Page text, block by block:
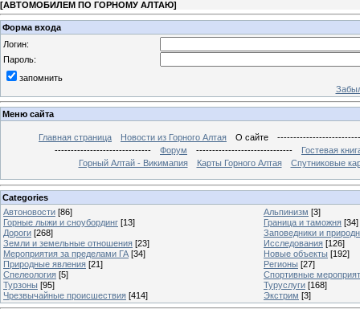
[АВТОМОБИЛЕМ ПО ГОРНОМУ АЛТАЮ]
Форма входа
Логин:
Пароль:
запомнить
Меню сайта
Главная страница Новости из Горного Алтая О сайте
------------------------------
Форум ------------------------------
Гостевая
Горный Алтай - Викимапия
Карты Горного Алтая Спутниковые
Categories
Автоновости [86] Альпинизм [3]
Горные лыжи и сноубординг [13] Граница и таможня [34]
Дороги [268]
Заповедники и
Земли и земельные отношения [23] Исследования [126]
Мероприятия за пределами ГА [34] Новые объекты [192]
Природные явления [21] Регионы [27]
Спелеология [5]
Спортивные
Турзоны [95] Туруслуги [168]
Чрезвычайные происшествия [414] Экстрим [3]